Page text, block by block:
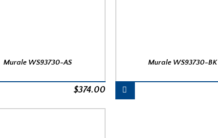
Murale WS93730-AS
$374.00
Murale WS93730-BK